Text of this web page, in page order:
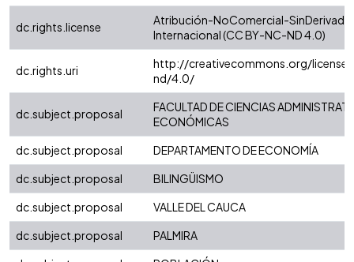
dc.rights.license
Atribución-NoComercial-
Internacional (CC BY-NC-ND 4.0)
dc.rights.uri
http://creativecommons.org/
nd/4.0/
dc.subject.proposal
FACULTAD DE CIENCIAS
ECONÓMICAS
dc.subject.proposal
DEPARTAMENTO DE ECONOMÍA
dc.subject.proposal
BILINGÜISMO
dc.subject.proposal
VALLE DEL CAUCA
dc.subject.proposal
PALMIRA